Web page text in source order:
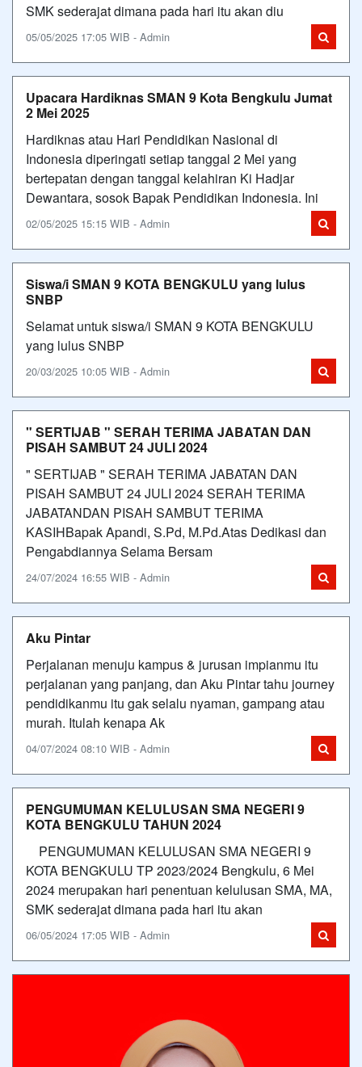
SMK sederajat dimana pada hari itu akan diu
05/05/2025 17:05 WIB - Admin
Upacara Hardiknas SMAN 9 Kota Bengkulu Jumat
2 Mei 2025
Hardiknas atau Hari Pendidikan Nasional di
Indonesia diperingati setiap tanggal 2 Mei yang
bertepatan dengan tanggal kelahiran Ki Hadjar
Dewantara, sosok Bapak Pendidikan Indonesia. Ini
02/05/2025 15:15 WIB - Admin
Siswa/i SMAN 9 KOTA BENGKULU yang lulus
SNBP
Selamat untuk siswa/i SMAN 9 KOTA BENGKULU
yang lulus SNBP
20/03/2025 10:05 WIB - Admin
" SERTIJAB " SERAH TERIMA JABATAN DAN
PISAH SAMBUT 24 JULI 2024
" SERTIJAB " SERAH TERIMA JABATAN DAN
PISAH SAMBUT 24 JULI 2024 SERAH TERIMA
JABATANDAN PISAH SAMBUT TERIMA
KASIHBapak Apandi, S.Pd, M.Pd.Atas Dedikasi dan
Pengabdiannya Selama Bersam
24/07/2024 16:55 WIB - Admin
Aku Pintar
Perjalanan menuju kampus & jurusan impianmu itu
perjalanan yang panjang, dan Aku Pintar tahu journey
pendidikanmu itu gak selalu nyaman, gampang atau
murah. Itulah kenapa Ak
04/07/2024 08:10 WIB - Admin
PENGUMUMAN KELULUSAN SMA NEGERI 9
KOTA BENGKULU TAHUN 2024
PENGUMUMAN KELULUSAN SMA NEGERI 9
KOTA BENGKULU TP 2023/2024 Bengkulu, 6 Mei
2024 merupakan hari penentuan kelulusan SMA, MA,
SMK sederajat dimana pada hari itu akan
06/05/2024 17:05 WIB - Admin